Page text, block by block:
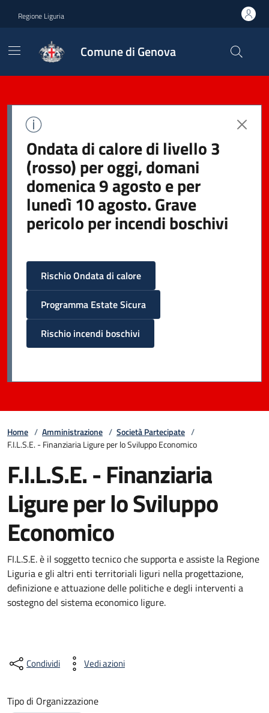
Regione Liguria
Comune di Genova
Ondata di calore di livello 3
(rosso) per oggi, domani
domenica 9 agosto e per
lunedì 10 agosto. Grave
pericolo per incendi boschivi
Rischio Ondata di calore
Programma Estate Sicura
Rischio incendi boschivi
Home / Amministrazione / Società Partecipate /
F.I.L.S.E. - Finanziaria Ligure per lo Sviluppo Economico
F.I.L.S.E. - Finanziaria
Ligure per lo Sviluppo
Economico
FI.L.S.E. è il soggetto tecnico che supporta e assiste la Regione
Liguria e gli altri enti territoriali liguri nella progettazione,
definizione e attuazione delle politiche e degli interventi a
sostegno del sistema economico ligure.
Condividi Vedi azioni
Tipo di Organizzazione